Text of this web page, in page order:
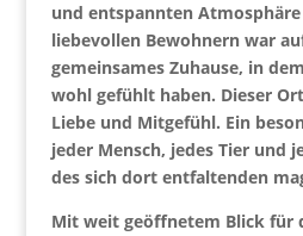
und entspannten
liebevollen Bewohnern war
gemeinsames Zuhause, in
wohl gefühlt haben. Dieser
Liebe und Mitgefühl. Ein
jeder Mensch, jedes Tier und
des sich dort entfaltenden
Mit weit geöffnetem Blick für